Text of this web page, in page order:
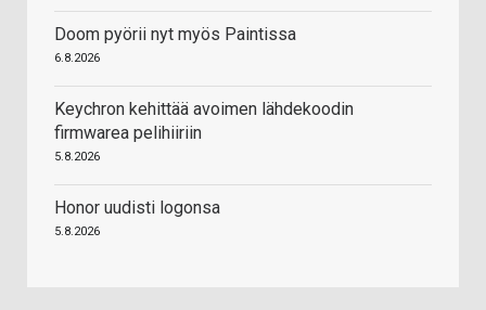
Doom pyörii nyt myös Paintissa
6.8.2026
Keychron kehittää avoimen lähdekoodin
firmwarea pelihiiriin
5.8.2026
Honor uudisti logonsa
5.8.2026